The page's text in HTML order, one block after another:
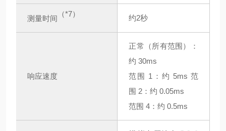
测量时间
（*7） 约2秒
响应速度
正常（所有范围）：
约 30ms
范围 1：约 5ms 范
围 2：约 0.05ms
范围 4：约 0.5ms